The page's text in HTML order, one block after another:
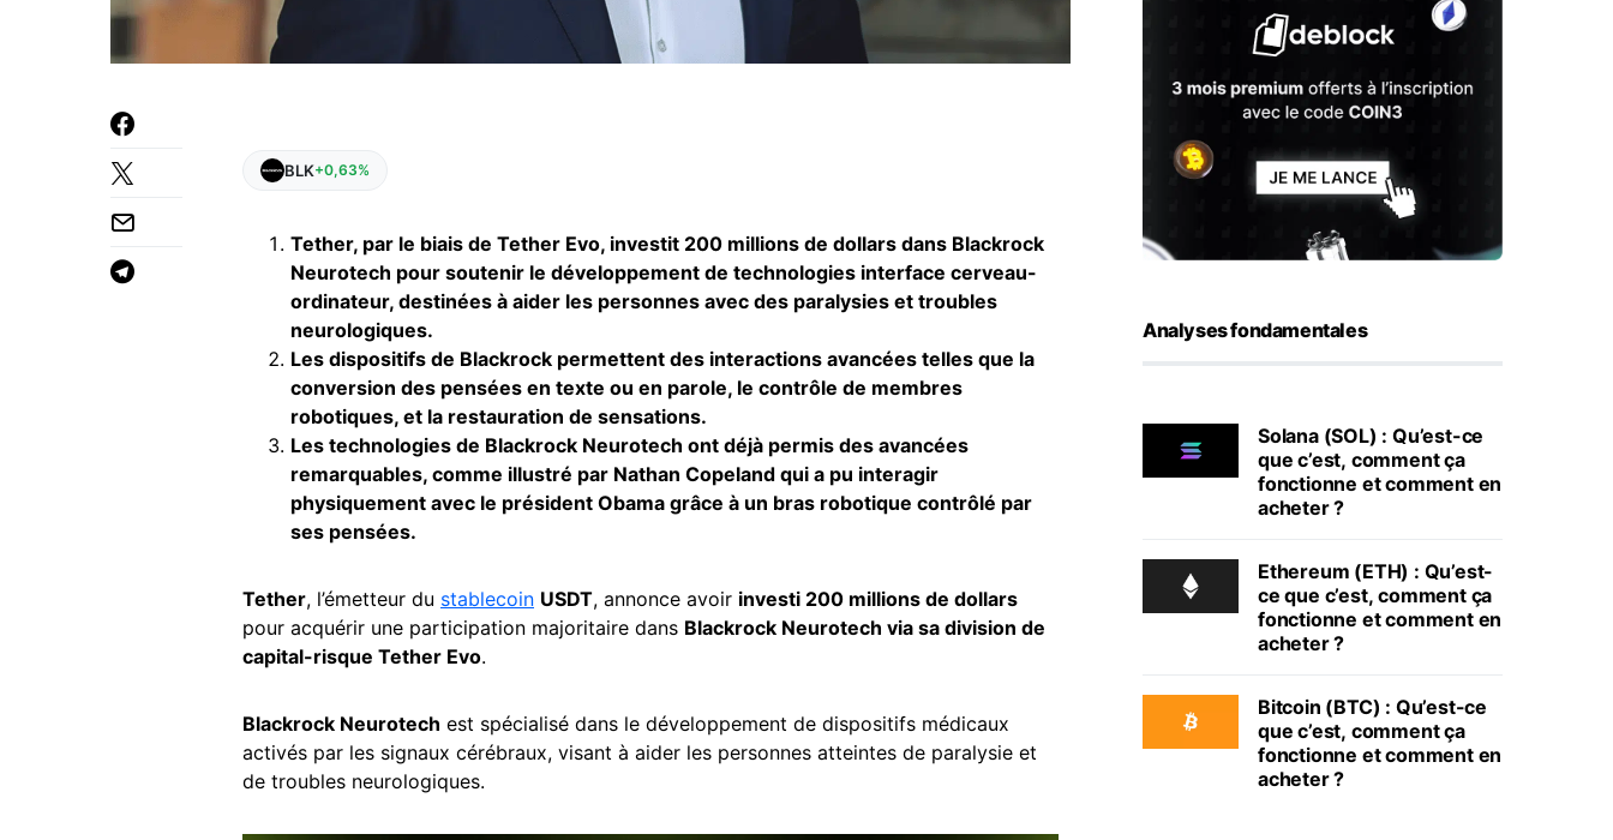
BLK+0,63%
Tether, par le biais de Tether Evo, investit 200 millions de dollars dans Blackrock
Neurotech pour soutenir le développement de technologies interface cerveau-
ordinateur, destinées à aider les personnes avec des paralysies et troubles
neurologiques.
Les dispositifs de Blackrock permettent des interactions avancées telles que la
conversion des pensées en texte ou en parole, le contrôle de membres
robotiques, et la restauration de sensations.
Les technologies de Blackrock Neurotech ont déjà permis des avancées
remarquables, comme illustré par Nathan Copeland qui a pu interagir
physiquement avec le président Obama grâce à un bras robotique contrôlé par
ses pensées.
Tether, l’émetteur du stablecoin USDT, annonce avoir investi 200 millions de dollars
pour acquérir une participation majoritaire dans Blackrock Neurotech via sa division de
capital-risque Tether Evo.
Blackrock Neurotech est spécialisé dans le développement de dispositifs médicaux
activés par les signaux cérébraux, visant à aider les personnes atteintes de paralysie et
de troubles neurologiques.
Analyses fondamentales
Solana (SOL) : Qu’est-ce
que c’est, comment ça
fonctionne et comment en
acheter ?
Ethereum (ETH) : Qu’est-
ce que c’est, comment ça
fonctionne et comment en
acheter ?
Bitcoin (BTC) : Qu’est-ce
que c’est, comment ça
fonctionne et comment en
acheter ?